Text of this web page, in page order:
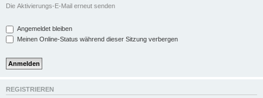
Die Aktivierungs-E-Mail erneut senden
Angemeldet bleiben
Meinen Online-Status während dieser Sitzung verbergen
REGISTRIEREN